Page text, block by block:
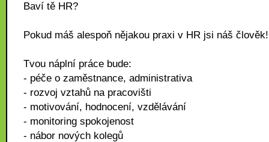
Baví tě HR?
Pokud máš alespoň nějakou praxi v HR jsi náš člověk!
Tvou náplní práce bude:
- péče o zaměstnance, administrativa
- rozvoj vztahů na pracovišti
- motivování, hodnocení, vzdělávání
- monitoring spokojenost
- nábor nových kolegů